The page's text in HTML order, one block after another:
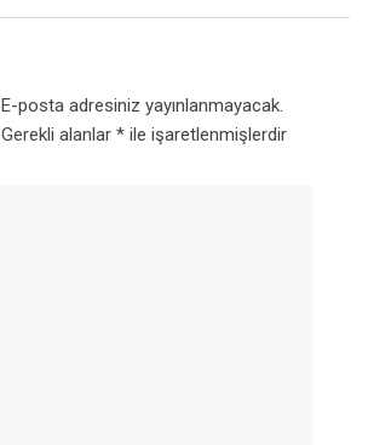
E-posta adresiniz yayınlanmayacak.
Gerekli alanlar *ile işaretlenmişlerdir